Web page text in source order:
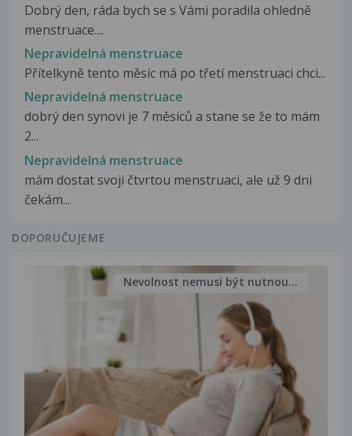
Dobrý den, ráda bych se s Vámi poradila ohledně
menstruace....
Nepravidelná menstruace
Přítelkyně tento měsíc má po třetí menstruaci chci...
Nepravidelná menstruace
dobrý den synovi je 7 měsíců a stane se že to mám
2...
Nepravidelná menstruace
mám dostat svoji čtvrtou menstruaci, ale už 9 dni
čekám...
DOPORUČUJEME
Nevolnost nemusí být nutnou...